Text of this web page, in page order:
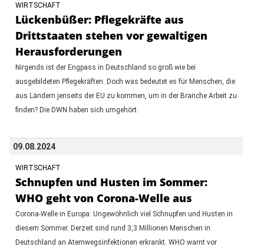
WIRTSCHAFT
Lückenbüßer: Pflegekräfte aus
Drittstaaten stehen vor gewaltigen
Herausforderungen
Nirgends ist der Engpass in Deutschland so groß wie bei
ausgebildeten Pflegekräften. Doch was bedeutet es für Menschen, die
aus Ländern jenseits der EU zu kommen, um in der Branche Arbeit zu
finden? Die DWN haben sich umgehört.
09.08.2024
WIRTSCHAFT
Schnupfen und Husten im Sommer:
WHO geht von Corona-Welle aus
Corona-Welle in Europa: Ungewöhnlich viel Schnupfen und Husten in
diesem Sommer. Derzeit sind rund 3,3 Millionen Menschen in
Deutschland an Atemwegsinfektionen erkrankt. WHO warnt vor